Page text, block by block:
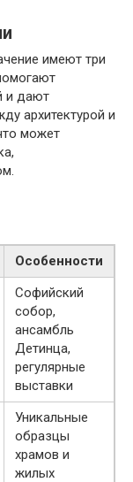
имеют три
и дают
архитектурой и
может
Особенности
Софийский
собор,
ансамбль
Детинца,
регулярные
выставки
Уникальные
образцы
храмов и
жилых